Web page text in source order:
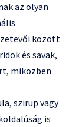
az olyan
között
és savak,
miközben
szirup vagy
is